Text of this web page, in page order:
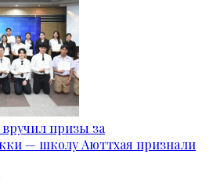
призы за
— школу Аюттхая признали